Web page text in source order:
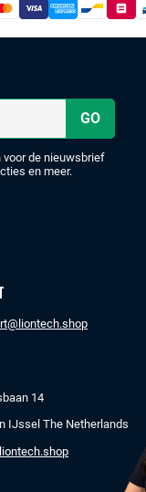
Betaal
simpel
iDeal
of
voor de nieuwsbrief
en meer.
14
IJssel The Netherlands